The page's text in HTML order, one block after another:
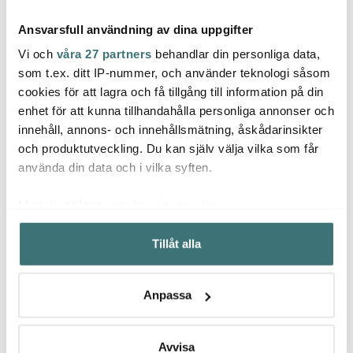
Ansvarsfull användning av dina uppgifter
Vi och våra 27 partners behandlar din personliga data,
som t.ex. ditt IP-nummer, och använder teknologi såsom
cookies för att lagra och få tillgång till information på din
enhet för att kunna tillhandahålla personliga annonser och
innehåll, annons- och innehållsmätning, åskådarinsikter
och produktutveckling. Du kan själv välja vilka som får
använda din data och i vilka syften.
Samla in information om din geografiska plats som
kan ha en noggrannhet på upp till flera meter
Identifiera din enhet genom att aktivt skanna den för
Ta reda på mer om hur dina personliga uppgifter
Du kan ändra eller dra tillbaka ditt samtycke när som
Tillåt alla
Anpassa
Avvisa
Rätt Start
Elsa Beskow matlåda
Blomsterfesten
149 kr
Rätt Start
Mumin matlåda 18,5x12
cm Festligheter blå
169 kr
Rätt
Låt dig inspireras av våra kunder